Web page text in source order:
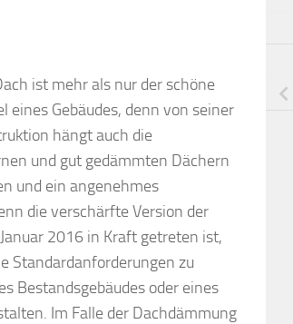
ist mehr als nur der schöne
eines Gebäudes, denn von seiner
hängt auch die
und gut gedämmten Dächern
und ein angenehmes
die verschärfte Version der
2016 in Kraft getreten ist,
Standardanforderungen zu
Bestandsgebäudes oder eines
Im Falle der Dachdämmung